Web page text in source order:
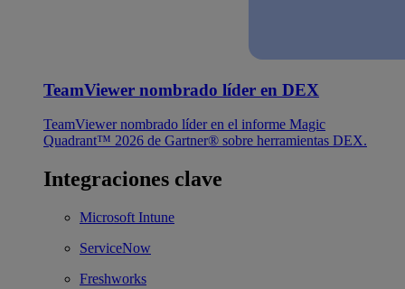
TeamViewer nombrado líder en DEX
TeamViewer nombrado líder en el informe Magic
Quadrant™ 2026 de Gartner® sobre herramientas DEX.
Integraciones clave
Microsoft Intune
ServiceNow
Freshworks